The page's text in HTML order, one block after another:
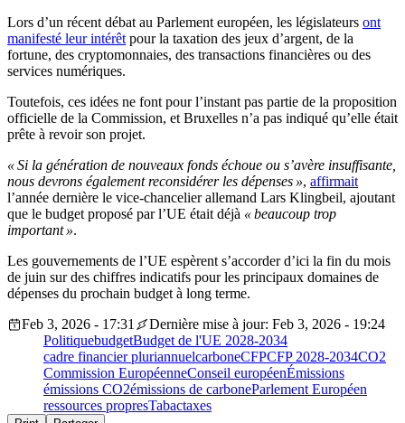
Lors d’un récent débat au Parlement européen, les législateurs ont
manifesté leur intérêt pour la taxation des jeux d’argent, de la
fortune, des cryptomonnaies, des transactions financières ou des
services numériques.
Toutefois, ces idées ne font pour l’instant pas partie de la proposition
officielle de la Commission, et Bruxelles n’a pas indiqué qu’elle était
prête à revoir son projet.
« Si la génération de nouveaux fonds échoue ou s’avère insuffisante,
nous devrons également reconsidérer les dépenses », affirmait
l’année dernière le vice-chancelier allemand Lars Klingbeil, ajoutant
que le budget proposé par l’UE était déjà « beaucoup trop
important ».
Les gouvernements de l’UE espèrent s’accorder d’ici la fin du mois
de juin sur des chiffres indicatifs pour les principaux domaines de
dépenses du prochain budget à long terme.
Feb 3, 2026 - 17:31
Dernière mise à jour: Feb 3, 2026 - 19:24
PolitiquebudgetBudget de l'UE 2028-2034
cadre financier pluriannuelcarboneCFPCFP 2028-2034CO2
Commission EuropéenneConseil européenÉmissions
émissions CO2émissions de carboneParlement Européen
ressources propresTabactaxes